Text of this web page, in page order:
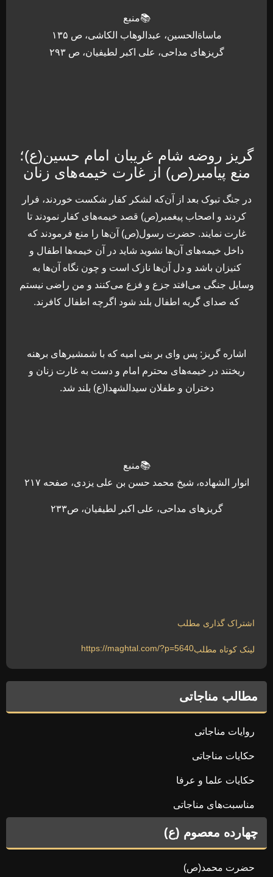
مطالب مناجاتی
روایات مناجاتی
حکایات مناجاتی
حکایات علما و عرفا
مناسبت‌های مناجاتی
چهارده معصوم (ع)
حضرت محمد(ص)
📚منبع
ماساةالحسین، عبدالوهاب الکاشی، ص ۱۳۵
گریزهای مداحی، علی اکبر لطیفیان، ص ۲۹۳
گریز روضه شام غریبان امام حسین(ع)؛
منع پیامبر(ص) از غارت خیمه‌های زنان
در جنگ تبوک بعد از آن‌که لشکر کفار شکست خوردند، فرار
کردند و اصحاب پیغمبر(ص) قصد خیمه‌های کفار نمودند تا
غارت نمایند. حضرت رسول(ص) آن‌ها را منع فرمودند که
داخل خیمه‌های آن‌ها نشوید شاید در آن خیمه‌ها اطفال و
کنیزان باشد و دل آن‌ها نازک است و چون نگاه آن‌ها به
وسایل جنگی می‌افتد جزع و فزع می‌کنند و من راضی نیستم
که صدای گریه اطفال بلند شود اگرچه اطفال کافرند.
اشاره گریز: پس وای بر بنی امیه که با شمشیرهای برهنه
ریختند در خیمه‌های محترم امام و دست به غارت زنان و
دختران و طفلان سیدالشهدا(ع) بلند شد.
📚منبع
انوار الشهاده، شیخ محمد حسن بن علی یزدی، صفحه ۲۱۷
گریزهای مداحی، علی اکبر لطیفیان، ص۲۳۳
اشتراک گذاری مطلب
لینک کوتاه مطلبhttps://maghtal.com/?p=5640